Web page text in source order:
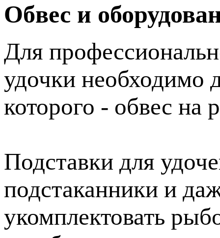
Обвес и
Для
удочки необходимо
которого - обвес на
Подставки для
подстаканники и
укомплектовать